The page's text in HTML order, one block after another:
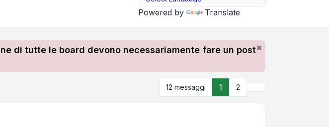
Powered by Translate
di tutte le board devono necessariamente fare un post
12 messaggi 1 2